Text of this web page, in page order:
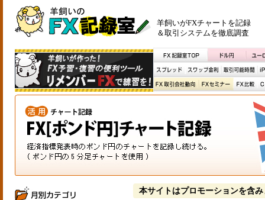
羊飼いがFXチャートを記録
＆取引システムを徹底調査
本サイトはプロモーションを含み